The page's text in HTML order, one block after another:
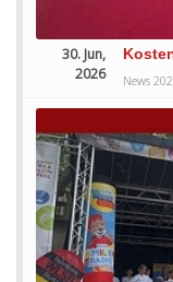
30. Jun,
2026
News